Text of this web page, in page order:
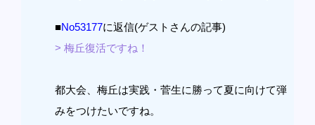
■No53177に返信(ゲストさんの記事)
> 梅丘復活ですね！
都大会、梅丘は実践・菅生に勝って夏に向けて弾
みをつけたいですね。